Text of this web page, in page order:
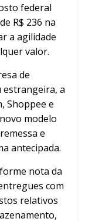
federal
R$ 236 na
a agilidade
valor.
de
estrangeira, a
Shoppee e
modelo
e
antecipada.
nota da
com
relativos